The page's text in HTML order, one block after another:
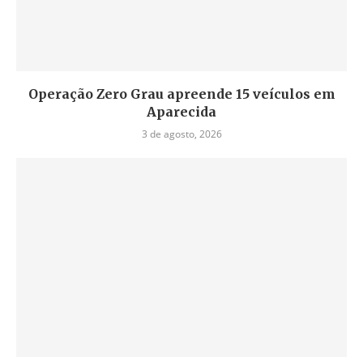
Operação Zero Grau apreende 15 veículos em
Aparecida
3 de agosto, 2026